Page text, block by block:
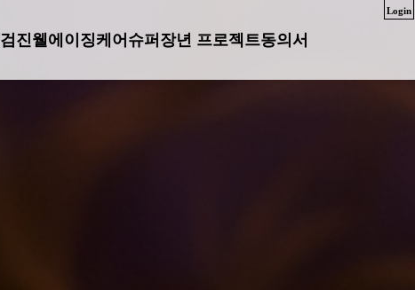
Login
진웰에이징케어 슈퍼장년 프로젝트동의서